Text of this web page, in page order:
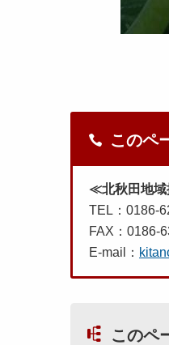
このペ
≪北秋田地
TEL：0186-
FAX：0186-
E-mail：
このペ